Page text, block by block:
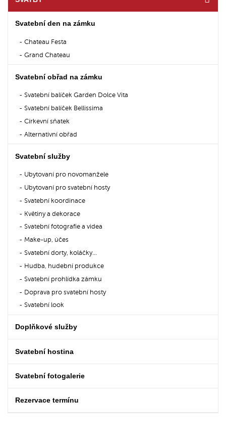
Svatební den na zámku
Chateau Festa
Grand Chateau
Svatební obřad na zámku
Svatební balíček Garden Dolce Vita
Svatební balíček Bellissima
Církevní sňatek
Alternativní obřad
Svatební služby
Ubytovaní pro novomanžele
Ubytovaní pro svatební hosty
Svatební koordinace
Květiny a dekorace
Svatební fotografie a videa
Make-up, účes
Svatební dorty, koláčky...
Hudba, hudební produkce
Svatební prohlídka zámku
Doprava pro svatební hosty
Svatební look
Doplňkové služby
Svatební hostina
Svatební fotogalerie
Rezervace termínu